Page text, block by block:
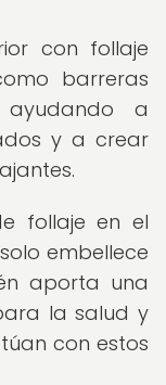
con follaje
barreras
a
y a crear
follaje en el
embellece
aporta una
la salud y
con estos